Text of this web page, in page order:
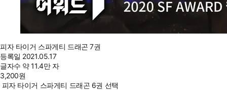
피자 타이거 스파게티 드래곤 7권
등록일 2021.05.17
글자수 약 11.4만 자
3,200원
피자 타이거 스파게티 드래곤 6권 선택